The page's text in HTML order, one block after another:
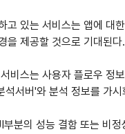
고 있는 서비스는 앱에 대
을 제공할 것으로 기대된다.
비스는 사용자 플로우
석서버'와 분석 정보를 가
부분의 성능 결함 또는 비